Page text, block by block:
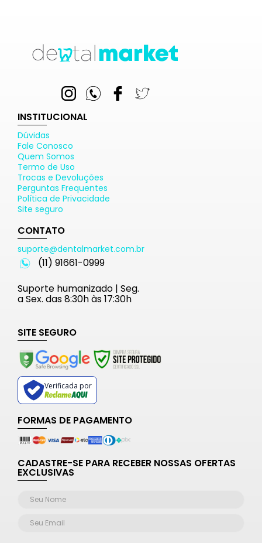
INSTITUCIONAL
Dúvidas
Fale Conosco
Quem Somos
Termo de Uso
Trocas e Devoluções
Perguntas Frequentes
Política de Privacidade
Site seguro
CONTATO
suporte@dentalmarket.com.br
(11) 91661-0999
Suporte humanizado | Seg.
a Sex. das 8:30h às 17:30h
SITE SEGURO
Verificada por
FORMAS DE PAGAMENTO
CADASTRE-SE PARA RECEBER NOSSAS OFERTAS
EXCLUSIVAS